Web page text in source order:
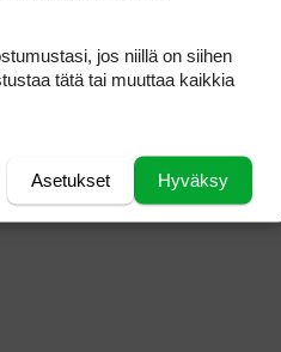
jos niillä on siihen
tätä tai muuttaa kaikkia
Hyväksy
Asetukset